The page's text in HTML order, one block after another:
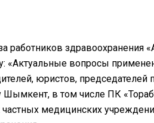
работников здравоохранения
«Актуальные вопросы
юристов,
Шымкент, в том числе ПК
частных медицинских